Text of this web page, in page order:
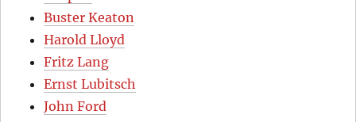
Buster Keaton
Harold Lloyd
Fritz Lang
Ernst Lubitsch
John Ford